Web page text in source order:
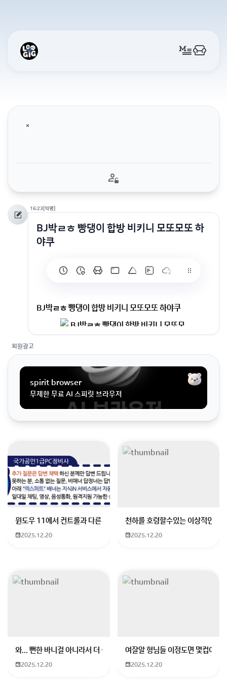
16:23[익명]
BJ박ㄹㅎ 빵댕이 합방 비키니 모또모또 하
야쿠
BJ박ㄹㅎ 빵댕이 합방 비키니 모또모또 하야쿠
회원광고
spirit browser
무제한 무료 AI 스피릿 브라우저
윈도우 11에서 컨트롤과 다른 키가 같이 안눌림 게임을 하는 중에 컨트
2025.12.20
천하를 호령할수있는 이상적인 몸
2025.12.20
와... 뻔한 바니걸 아니라서 더 좋음
2025.12.20
여잘알 형님들 이정도면 몇컵이에
2025.12.20